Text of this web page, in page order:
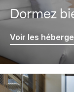
Dormez
Voir les